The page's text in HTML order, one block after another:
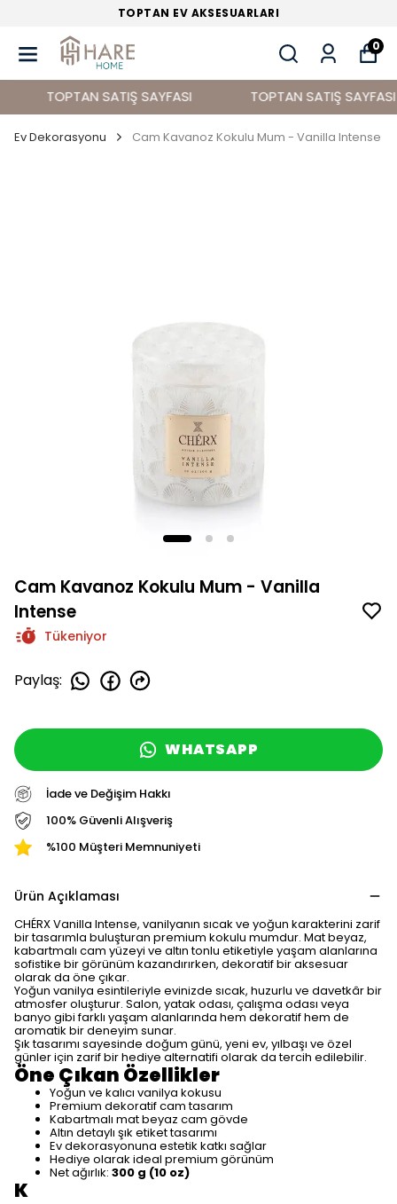
TOPTAN EV DEKORASYON ÜRÜNLERİ
0
TOPTAN SATIŞ SAYFASI TOPTAN SATIŞ SAYFASI
Ev Dekorasyonu Cam Kavanoz Kokulu Mum - Vanilla Intense
Cam Kavanoz Kokulu Mum - Vanilla
Intense
Tükeniyor
Paylaş:
WHATSAPP
İade ve Değişim Hakkı
100% Güvenli Alışveriş
%100 Müşteri Memnuniyeti
Ürün Açıklaması
CHÉRX Vanilla Intense, vanilyanın sıcak ve yoğun karakterini zarif
bir tasarımla buluşturan premium kokulu mumdur. Mat beyaz,
kabartmalı cam yüzeyi ve altın tonlu etiketiyle yaşam alanlarına
sofistike bir görünüm kazandırırken, dekoratif bir aksesuar
olarak da öne çıkar.
Yoğun vanilya esintileriyle evinizde sıcak, huzurlu ve davetkâr bir
atmosfer oluşturur. Salon, yatak odası, çalışma odası veya
banyo gibi farklı yaşam alanlarında hem dekoratif hem de
aromatik bir deneyim sunar.
Şık tasarımı sayesinde doğum günü, yeni ev, yılbaşı ve özel
günler için zarif bir hediye alternatifi olarak da tercih edilebilir.
Öne Çıkan Özellikler
Yoğun ve kalıcı vanilya kokusu
Premium dekoratif cam tasarım
Kabartmalı mat beyaz cam gövde
Altın detaylı şık etiket tasarımı
Ev dekorasyonuna estetik katkı sağlar
Hediye olarak ideal premium görünüm
Net ağırlık: 300 g (10 oz)
K